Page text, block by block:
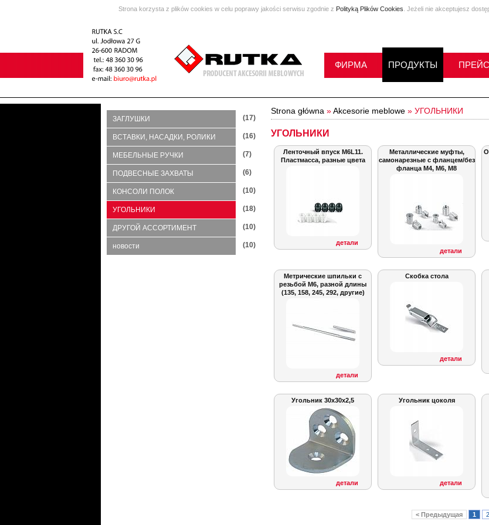
Strona korzysta z plików cookies w celu poprawy jakości serwisu zgodnie z Polityką Plików Cookies . Jeżeli nie akceptujesz
ФИРМА ПРОДУКТЫ
ЗАГЛУШКИ (17)
ВСТАВКИ, НАСАДКИ, РОЛИКИ (16)
МЕБЕЛЬНЫЕ РУЧКИ (7)
ПОДВЕСНЫЕ ЗАХВАТЫ (6)
КОНСОЛИ ПОЛОК (10)
УГОЛЬНИКИ (18)
ДРУГОЙ АССОРТИМЕНТ (10)
новости (10)
Strona główna »Akcesorie meblowe » УГОЛЬНИКИ
УГОЛЬНИКИ
Ленточный впуск M6L11.
Пластмасса, разные цвета
детали
Металлические муфты,
самонарезные с фланцем/без
фланца M4, M6, M8
детали
Метрические шпильки с
резьбой M6, разной длины
(135, 158, 245, 292, другие)
детали
Скобка стола
детали
Угольник 30x30x2,5
детали
Угольник цоколя
детали
< Предыдущая 1 2